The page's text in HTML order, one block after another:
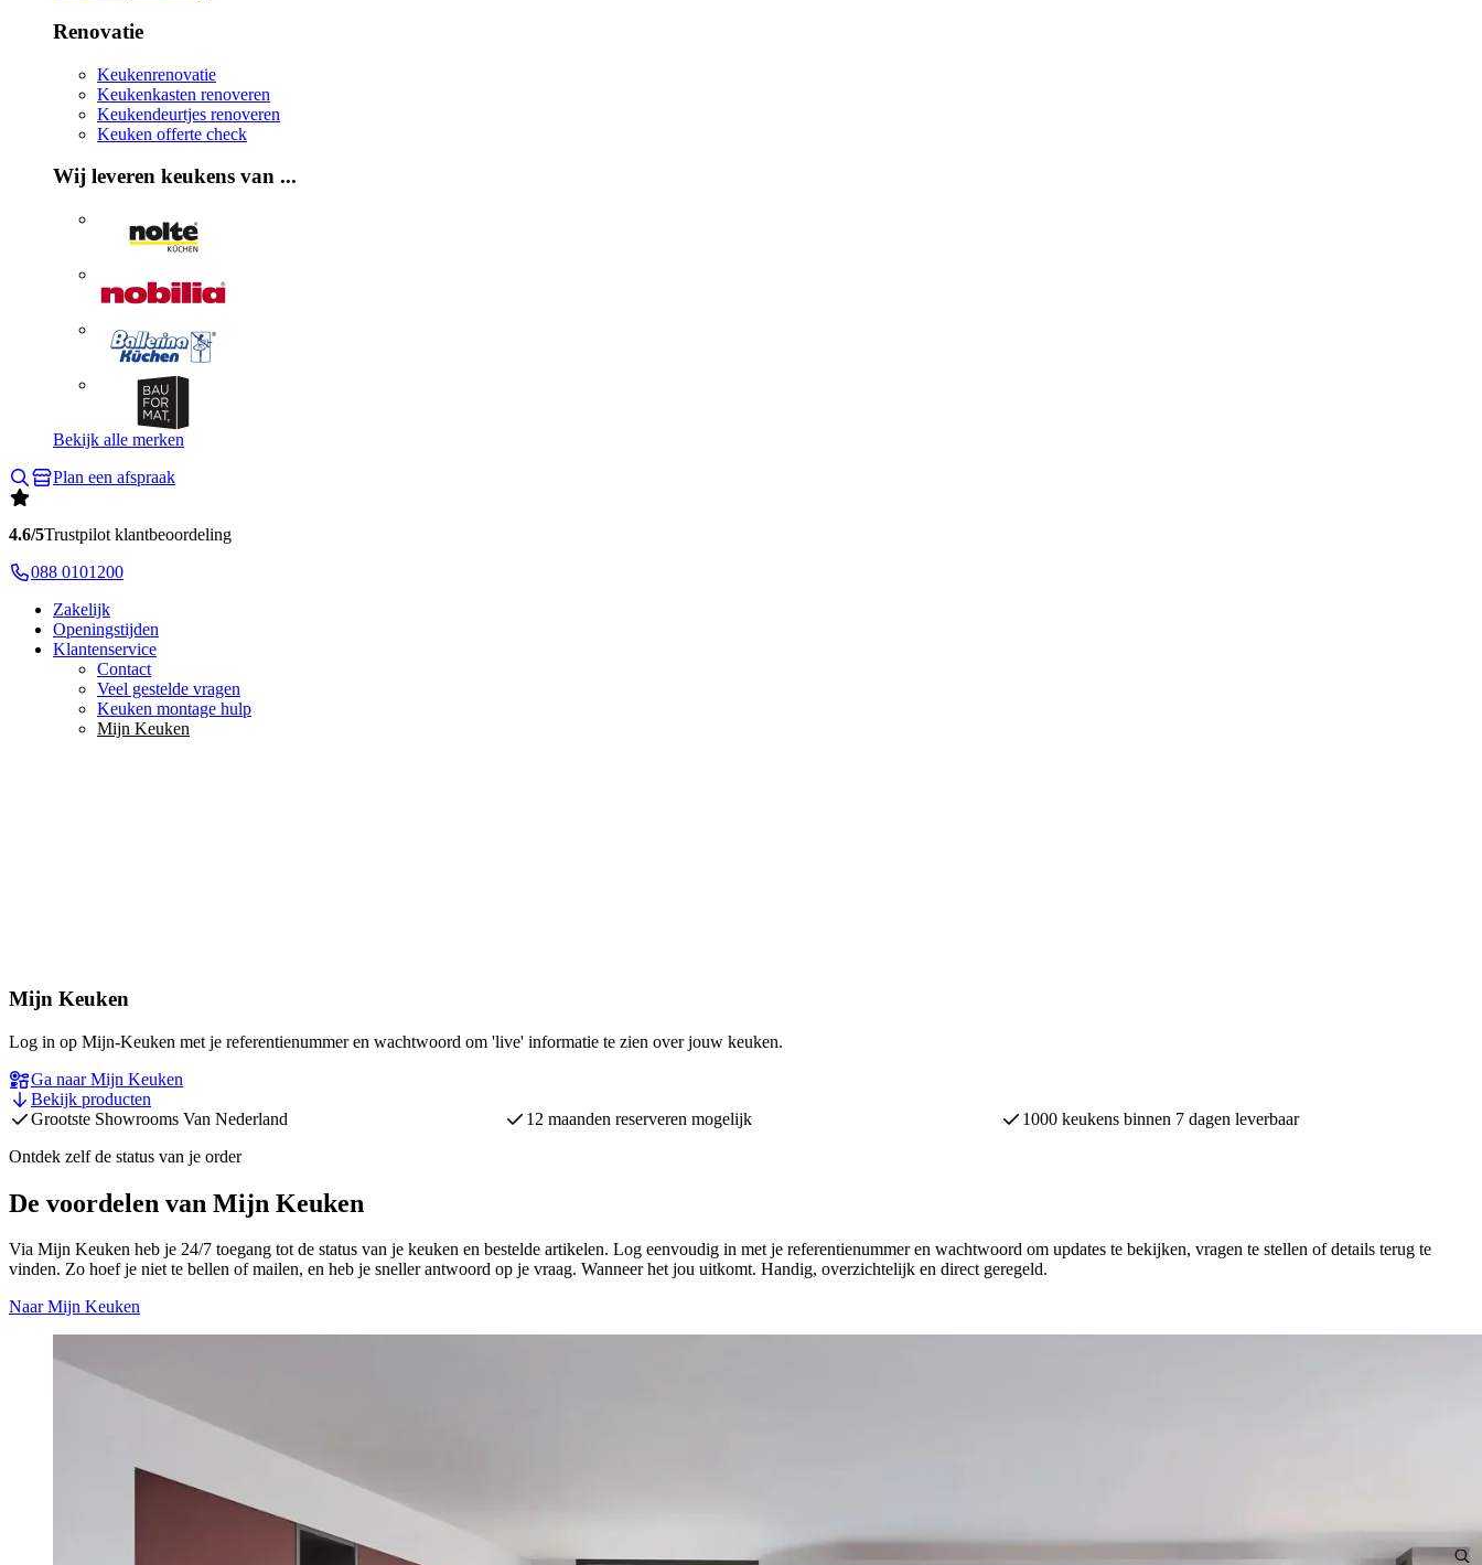
Renovatie
Keukenrenovatie
Keukenkasten renoveren
Keukendeurtjes renoveren
Keuken offerte check
Wij leveren keukens van ...
Bekijk alle merken
Plan een afspraak
4.6/5Trustpilot klantbeoordeling
088 0101200
Zakelijk
Openingstijden
Klantenservice
Contact
Veel gestelde vragen
Keuken montage hulp
Mijn Keuken
Mijn Keuken
Log in op Mijn-Keuken met je referentienummer en wachtwoord om 'live' informatie te zien over jouw keuken.
Ga naar Mijn Keuken
Bekijk producten
12 maanden reserveren mogelijk
1000 keukens binnen 7 dagen leverbaar
60 jaar keukenervaring
Ontdek zelf de status van je order
De voordelen van Mijn Keuken
Via Mijn Keuken heb je 24/7 toegang tot de status van je keuken en bestelde artikelen. Log eenvoudig in met je referentienummer en wachtwoord om updates te bekijken, vragen te stellen of details terug te
vinden. Zo hoef je niet te bellen of mailen, en heb je sneller antwoord op je vraag. Wanneer het jou uitkomt. Handig, overzichtelijk en direct geregeld.
Naar Mijn Keuken